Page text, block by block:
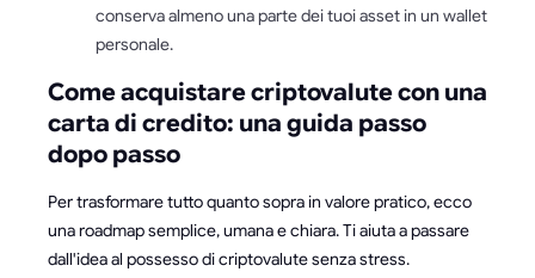
conserva almeno una parte dei tuoi asset in un wallet
personale.
Come acquistare criptovalute con una
carta di credito: una guida passo
dopo passo
Per trasformare tutto quanto sopra in valore pratico, ecco
una roadmap semplice, umana e chiara. Ti aiuta a passare
dall'idea al possesso di criptovalute senza stress.